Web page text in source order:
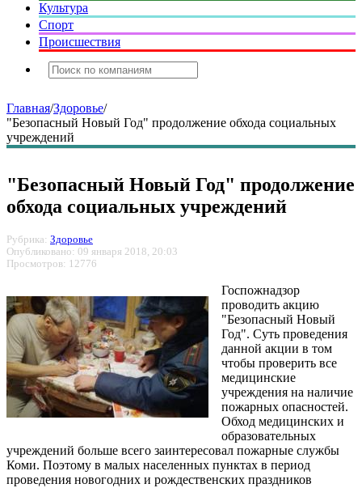
Культура
Спорт
Происшествия
Главная/Здоровье/
"Безопасный Новый Год" продолжение обхода социальных
учреждений
"Безопасный Новый Год" продолжение
обхода социальных учреждений
Рубрика: Здоровье
Опубликовано: 09 января 2018, 20:03
Просмотров: 12776
Госпожнадзор
проводить акцию
"Безопасный Новый
Год". Суть проведения
данной акции в том
чтобы проверить все
медицинские
учреждения на наличие
пожарных опасностей.
Обход медицинских и
образовательных
учреждений больше всего заинтересовал пожарные службы
Коми. Поэтому в малых населенных пунктах в период
проведения новогодних и рождественских праздников